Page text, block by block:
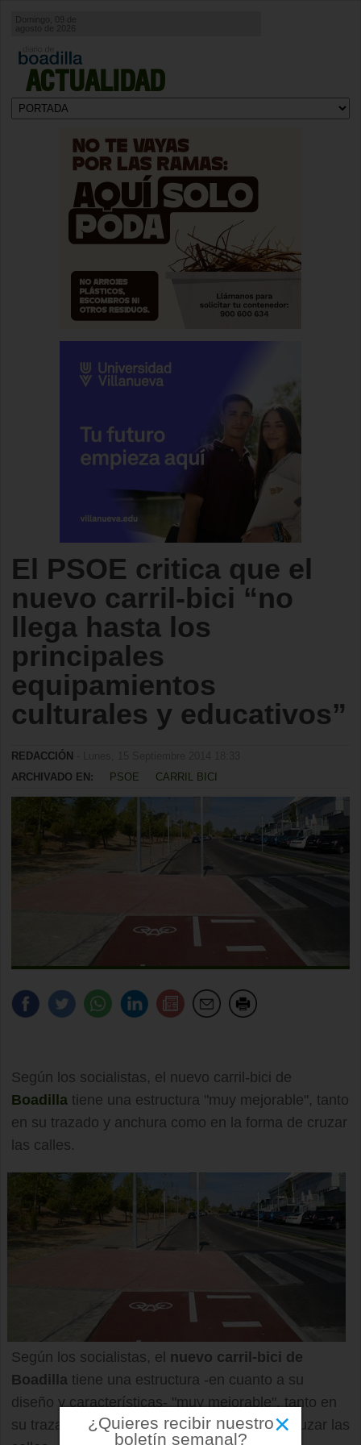
ACTUALIDAD
Domingo, 09 de
agosto de 2026
El PSOE critica que el
nuevo carril-bici “no
llega hasta los
principales
equipamientos
culturales y educativos”
REDACCIÓN
ARCHIVADO EN:
PSOE CARRIL BICI
Según los socialistas, el nuevo carril-bici de
Boadilla tiene una estructura "muy mejorable", tanto
en su trazado y anchura como en la forma de cruzar
las calles.
Según los socialistas, el nuevo carril-bici de
Boadilla tiene una estructura -en cuanto a su
diseño y características- "muy mejorable", tanto en
su trazado y anchura como en la forma de cruzar las
×
¿Quieres recibir nuestro
boletín semanal?